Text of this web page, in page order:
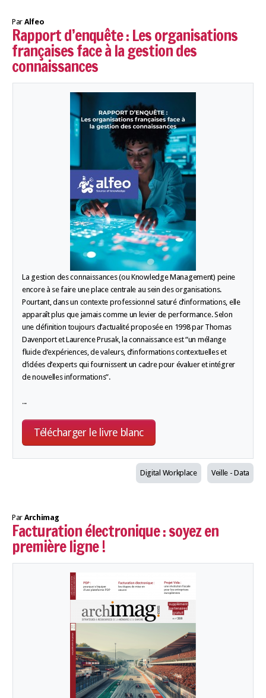
Par Alfeo
Rapport d’enquête : Les organisations
françaises face à la gestion des
connaissances
La gestion des connaissances (ou Knowledge Management) peine
encore à se faire une place centrale au sein des organisations.
Pourtant, dans un contexte professionnel saturé d’informations, elle
apparaît plus que jamais comme un levier de performance. Selon
une définition toujours d’actualité proposée en 1998 par Thomas
Davenport et Laurence Prusak, la connaissance est “un mélange
fluide d’expériences, de valeurs, d’informations contextuelles et
d’idées d’experts qui fournissent un cadre pour évaluer et intégrer
de nouvelles informations”.
...
Télécharger le livre blanc
Digital Workplace Veille - Data
Par Archimag
Facturation électronique : soyez en
première ligne !